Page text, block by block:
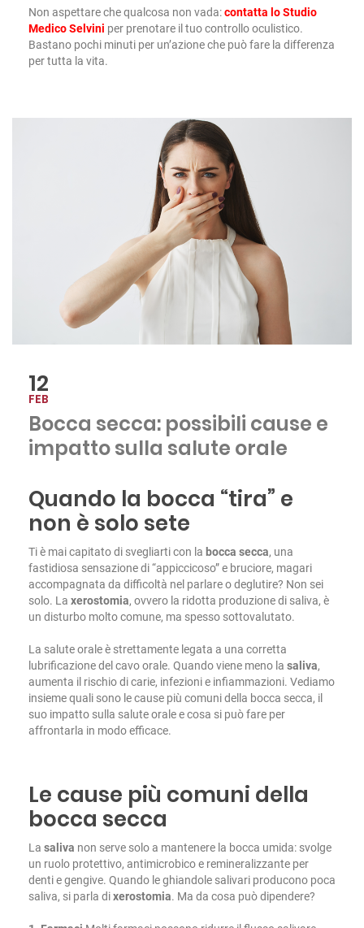
Non aspettare che qualcosa non vada:contatta lo Studio
Medico Selvini per prenotare il tuo controllo oculistico.
Bastano pochi minuti per un’azione che può fare la differenza
per tutta la vita.
12
FEB
Bocca secca: possibili cause e
impatto sulla salute orale
Quando la bocca “tira” e
non è solo sete
Ti è mai capitato di svegliarti con la bocca secca, una
fastidiosa sensazione di “appiccicoso” e bruciore, magari
accompagnata da difficoltà nel parlare o deglutire? Non sei
solo. La xerostomia, ovvero la ridotta produzione di saliva, è
un disturbo molto comune, ma spesso sottovalutato.
La salute orale è strettamente legata a una corretta
lubrificazione del cavo orale. Quando viene meno la saliva,
aumenta il rischio di carie, infezioni e infiammazioni. Vediamo
insieme quali sono le cause più comuni della bocca secca, il
suo impatto sulla salute orale e cosa si può fare per
affrontarla in modo efficace.
Le cause più comuni della
bocca secca
La saliva non serve solo a mantenere la bocca umida: svolge
un ruolo protettivo, antimicrobico e remineralizzante per
denti e gengive. Quando le ghiandole salivari producono poca
saliva, si parla dixerostomia. Ma da cosa può dipendere?